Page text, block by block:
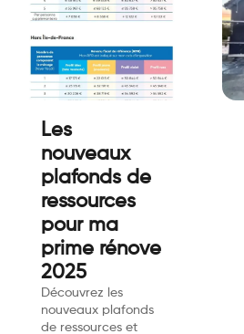
Les
nouveaux
plafonds de
ressources
pour ma
prime rénove
2025
Découvrez les
nouveaux plafonds
de ressources et